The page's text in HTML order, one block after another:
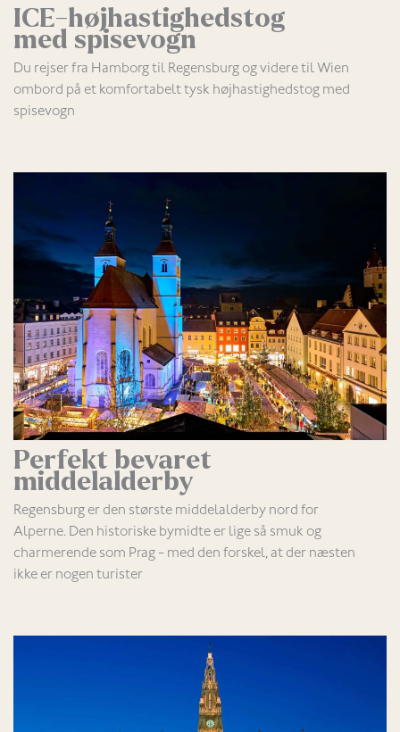
ICE-højhastighedstog
med spisevogn
Du rejser fra Hamborg til Regensburg og videre til Wien
ombord på et komfortabelt tysk højhastighedstog med
spisevogn
Perfekt bevaret
middelalderby
Regensburg er den største middelalderby nord for
Alperne. Den historiske bymidte er lige så smuk og
charmerende som Prag - med den forskel, at der næsten
ikke er nogen turister